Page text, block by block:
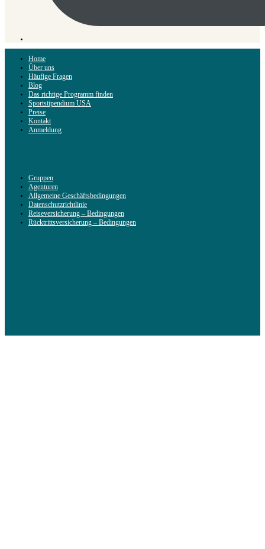
Home
Über uns
Häufige Fragen
Blog
Das richtige Programm finden
Sportstipendium USA
Preise
Kontakt
Anmeldung
Gruppen
Agenturen
Allgemeine Geschäftsbedingungen
Datenschutzrichtlinie
Reiseversicherung – Bedingungen
Rücktrittsversicherung – Bedingungen